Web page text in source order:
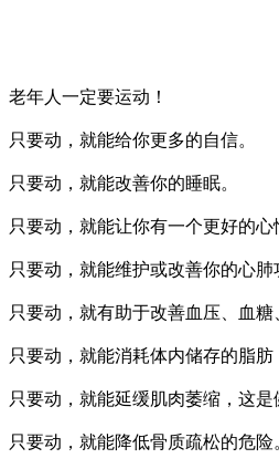
老年人一定要运动！
只要动，就能给你更多的自信。
只要动，就能改善你的睡眠。
只要动，就能让你有一个更好的心
只要动，就能维护或改善你的心肺
只要动，就有助于改善血压、血糖
只要动，就能消耗体内储存的脂
只要动，就能延缓肌肉萎缩，这是
只要动，就能降低骨质疏松的危